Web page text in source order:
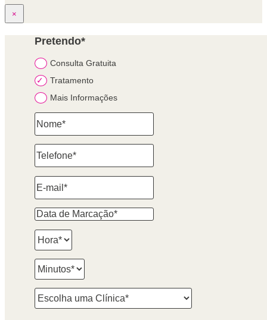
×
Pretendo*
Consulta Gratuita
Tratamento
Mais Informações